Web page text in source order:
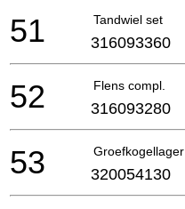
Tandwiel set
51 316093360
Flens compl.
52 316093280
Groefkogellager
53 320054130